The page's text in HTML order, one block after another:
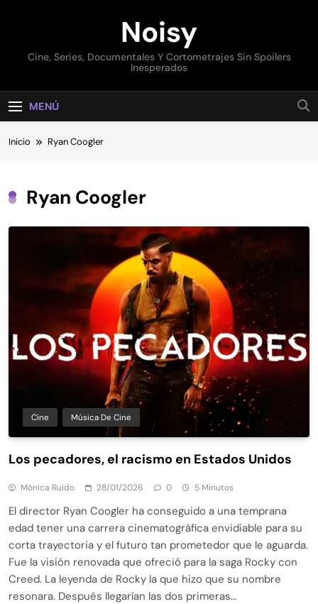
Noisy
Cine, Series, Documentales Y Cortometrajes Sin Spoilers
Inesperados
MENÚ
Inicio Ryan Coogler
Ryan Coogler
Cine Música De Cine
Los pecadores, el racismo en Estados Unidos
Mónica Ruido 28/01/2026 0 5 Minutos
El director Ryan Coogler ha conseguido a una temprana
edad tener una carrera cinematográfica envidiable para su
corta trayectoria y el futuro tan prometedor que le aguarda.
Fue la visión renovada que ofreció para la saga Rocky con
Creed. La leyenda de Rocky la que hizo que su nombre
resonara. Después llegarían las dos primeras…